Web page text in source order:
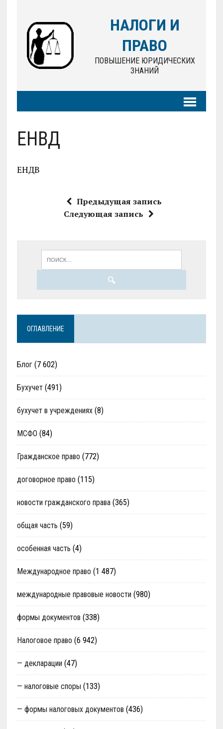
НАЛОГИ И
ПРАВО
ПОВЫШЕНИЕ ЮРИДИЧЕСКИХ
ЗНАНИЙ
ЕНВД
ЕНДВ
Предыдущая запись
Следующая запись
ОГЛАВЛЕНИЕ
Блог(7 602)
Бухучет(491)
бухучет в учреждениях(8)
МСФО (84)
Гражданское право (772)
договорное право (115)
новости гражданского права(365)
общая часть (59)
особенная часть (4)
Международное право (1 487)
международные правовые новости (980)
формы документов (338)
Налоговое право (6 942)
— декларации (47)
— налоговые споры (133)
— формы налоговых документов (436)